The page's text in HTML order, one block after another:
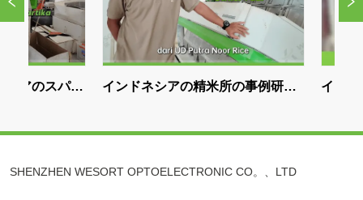
パイ
に役
インドネシアの精米所の事例研
インドネシア
で生産能力を
SHENZHEN WESORT OPTOELECTRONIC CO。、LTD